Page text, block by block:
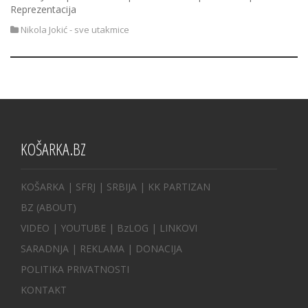
Reprezentacija
Nikola Jokić - sve utakmice
KOŠARKA.BZ
KOŠARKA | SFRJ | SRBIJA | KK PARTIZAN
BZ (ABOUT)
VIDEO | YOUTUBE | BzLOG | LINKOVI
SARADNJA | REKLAMA | DONACIJA
POLITIKA PRIVATNOSTI
KONTAKT